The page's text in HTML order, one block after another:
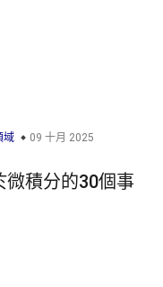
域 09 十月 2025
微積分的30個事